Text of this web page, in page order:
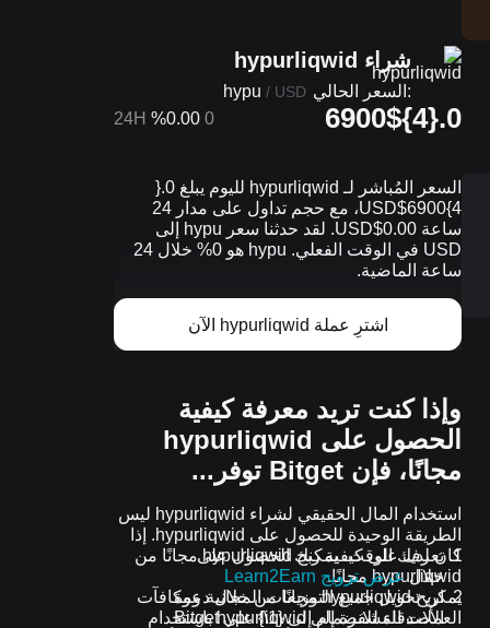
شراء hypurliqwid
hypu / USD السعر الحالي:
0.{4}6900$
0
%0.00
24H
4}6900$USD، مع حجم تداول على مدار 24
ساعة 0.00$USD. لقد حدثنا سعر hypu إلى
USD في الوقت الفعلي. hypu هو 0% خلال 24
ساعة الماضية.
اشترِ عملة hypurliqwid الآن
وإذا كنت تريد معرفة كيفية
الحصول على hypurliqwid
مجانًا، فإن Bitget توفر...
استخدام المال الحقيقي لشراء hypurliqwid ليس
الطريقة الوحيدة للحصول على hypurliqwid. إذا
كان لديك الوقت، يمكنك الحصول على
hypurliqwid مجانًا.
تعرف على كيفية ربح hypurliqwid مجانًا من
خلالعرض ترويج Learn2Earn
اربح hypurliqwid مجانًا من خلال دعوة
الأصدقاء للانضمام إلى {1\} على Bitget
يمكن تحويل جميع التوزيعات المجانية ومكافآت
العملات المشفرة إلى hypurliqwid باستخدام